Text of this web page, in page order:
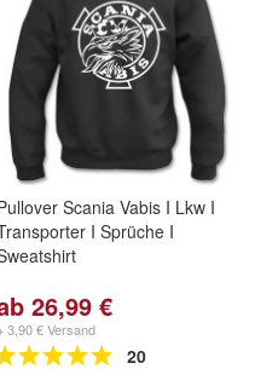
Scania Vabis I Lkw I
I Sprüche I
26,99 €
3,90 € Versand
20